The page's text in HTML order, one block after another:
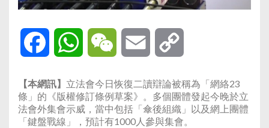
Facebook WhatsAppWeChat Email
【本網訊】 立法會今日恢復二讀辯論被稱為「網絡23
條」的《版權修訂條例草案》。多個團體發起今晚於立
法會外集會示威，當中包括「傘後組織」以及網上團體
「鍵盤戰線」，預計有1000人參與集會。